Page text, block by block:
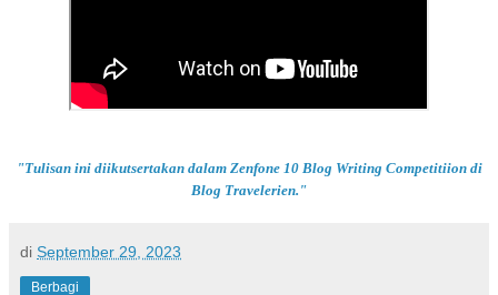
"Tulisan ini diikutsertakan dalam Zenfone 10 Blog Writing Competitiion di
Blog Travelerien."
di September 29, 2023
Berbagi